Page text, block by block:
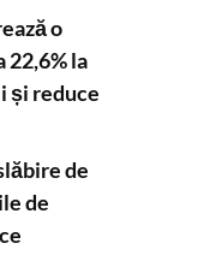
o
22,6% la
și reduce
de
de